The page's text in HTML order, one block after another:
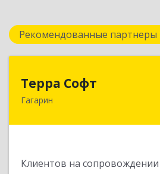
Рекомендованные партнеры
Терра Софт
Гагарин
Клиентов на сопровождении
215010, Смоленская обл,